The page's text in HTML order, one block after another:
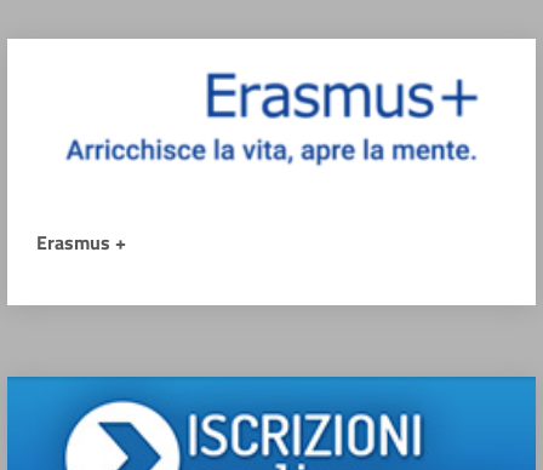
Erasmus +